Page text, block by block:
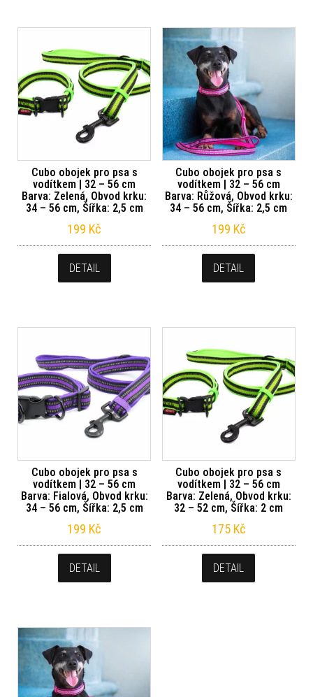
Cubo obojek pro psa s
vodítkem | 32 – 56 cm
Barva: Zelená, Obvod krku:
34 – 56 cm, Šířka: 2,5 cm
199 Kč
DETAIL
Cubo obojek pro psa s
vodítkem | 32 – 56 cm
Barva: Růžová, Obvod krku:
34 – 56 cm, Šířka: 2,5 cm
199 Kč
DETAIL
Cubo obojek pro psa s
vodítkem | 32 – 56 cm
Barva: Fialová, Obvod krku:
34 – 56 cm, Šířka: 2,5 cm
199 Kč
DETAIL
Cubo obojek pro psa s
vodítkem | 32 – 56 cm
Barva: Zelená, Obvod krku:
32 – 52 cm, Šířka: 2 cm
175 Kč
DETAIL